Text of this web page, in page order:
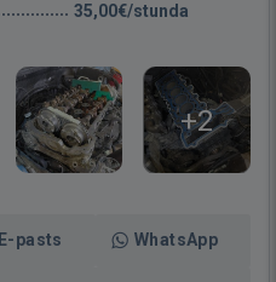
35,00€/stunda
+2
E-pasts WhatsApp